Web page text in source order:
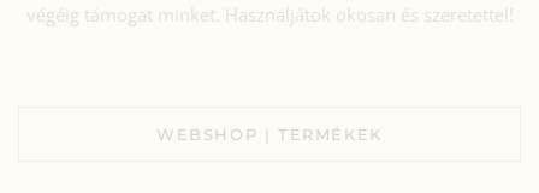
végéig támogat minket. Használjátok okosan és szeretettel!
WEBSHOP | TERMÉKEK